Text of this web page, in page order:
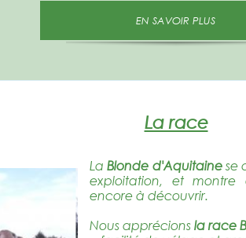
EN SAVOIR PLUS
La race
LaBlonde d'Aquitainese
exploitation, et montre
encore à découvrir.
Nous apprécions la race